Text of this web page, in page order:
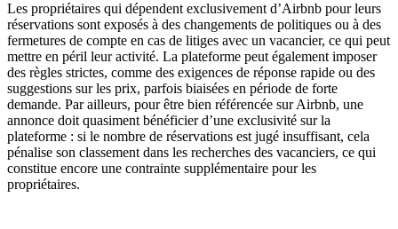
Les propriétaires qui dépendent exclusivement d’Airbnb pour leurs
réservations sont exposés à des changements de politiques ou à des
fermetures de compte en cas de litiges avec un vacancier, ce qui peut
mettre en péril leur activité. La plateforme peut également imposer
des règles strictes, comme des exigences de réponse rapide ou des
suggestions sur les prix, parfois biaisées en période de forte
demande. Par ailleurs, pour être bien référencée sur Airbnb, une
annonce doit quasiment bénéficier d’une exclusivité sur la
plateforme : si le nombre de réservations est jugé insuffisant, cela
pénalise son classement dans les recherches des vacanciers, ce qui
constitue encore une contrainte supplémentaire pour les
propriétaires.